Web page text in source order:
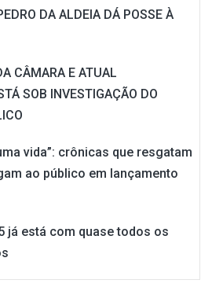
DA ALDEIA DÁ POSSE À
CÂMARA E ATUAL
SOB INVESTIGAÇÃO DO
vida”: crônicas que resgatam
ao público em lançamento
já está com quase todos os